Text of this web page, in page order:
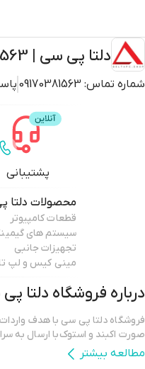
دلتا پی سی | 09170381563
شماره تماس: 09170381563
پشتیبانی
محصولات دلتا پی سی
قطعات کامپیوتر
سیستم های
تجهیزات جانبی
مینی کیس و لپ
درباره فروشگاه دلتا پی سی |
فروشگاه دلتا پی سی با هدف واردات
صورت اکبند و استوک با ارسال
مطالعه بیشتر